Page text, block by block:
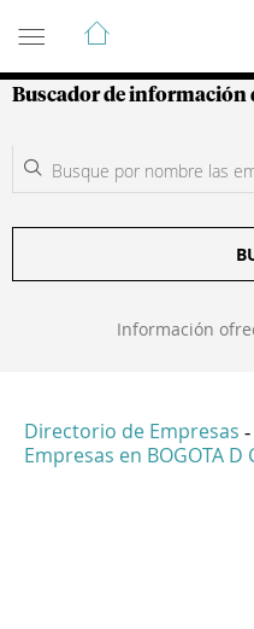
Guía de
Buscador de información
Información
Directorio de Empresas -
Empresas en BOGOTA D